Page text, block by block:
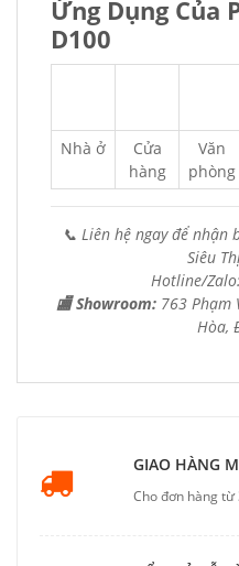
Ứng Dụng Của
D100
Nhà ở
Cửa
hàng
Văn
phòng
📞 Liên hệ ngay để
Siêu
Hotline/
🏬 Showroom: 763 Phạm
Hòa,
GIAO HÀNG
Cho đơn hàng từ